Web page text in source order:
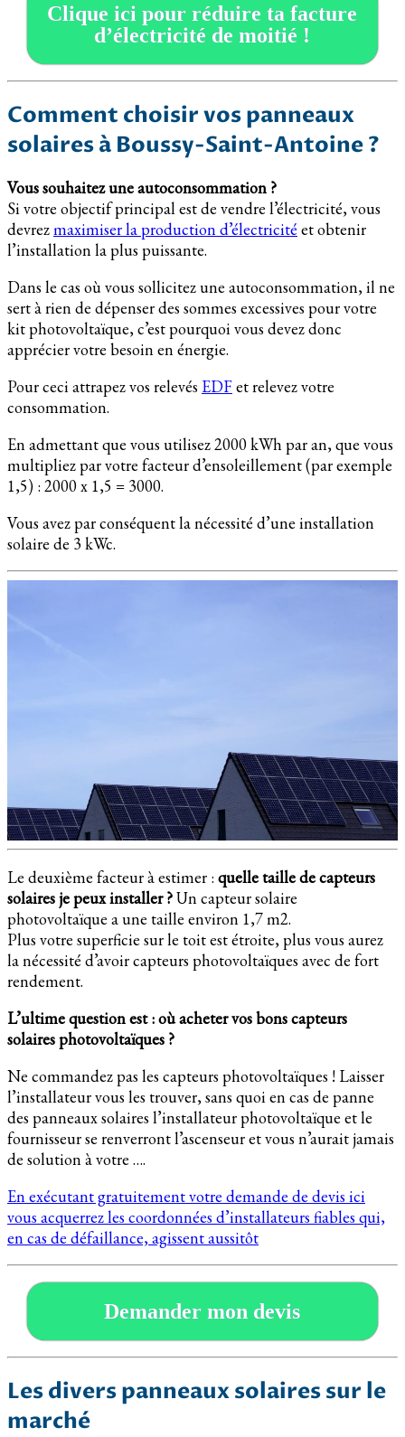
Clique ici pour réduire ta facture
d’électricité de moitié !
Comment choisir vos panneaux
solaires à Boussy-Saint-Antoine ?
Vous souhaitez une autoconsommation ?
Si votre objectif principal est de vendre l’électricité, vous
devrezmaximiser la production d’électricité et obtenir
l’installation la plus puissante.
Dans le cas où vous sollicitez une autoconsommation, il ne
sert à rien de dépenser des sommes excessives pour votre
kit photovoltaïque, c’est pourquoi vous devez donc
apprécier votre besoin en énergie.
Pour ceci attrapez vos relevés EDFet relevez votre
consommation.
En admettant que vous utilisez 2000 kWh par an, que vous
multipliez par votre facteur d’ensoleillement (par exemple
1,5) : 2000 x 1,5 = 3000.
Vous avez par conséquent la nécessité d’une installation
solaire de 3 kWc.
Le deuxième facteur à estimer : quelle taille de capteurs
solaires je peux installer ?Un capteur solaire
photovoltaïque a une taille environ 1,7 m2.
Plus votre superficie sur le toit est étroite, plus vous aurez
la nécessité d’avoir capteurs photovoltaïques avec de fort
rendement.
L’ultime question est : où acheter vos bons capteurs
solaires photovoltaïques ?
Ne commandez pas les capteurs photovoltaïques ! Laisser
l’installateur vous les trouver, sans quoi en cas de panne
des panneaux solaires l’installateur photovoltaïque et le
fournisseur se renverront l’ascenseur et vous n’aurait jamais
de solution à votre ….
En exécutant gratuitement votre demande de devis ici
vous acquerrez les coordonnées d’installateurs fiables qui,
en cas de défaillance, agissent aussitôt
Demander mon devis
Les divers panneaux solaires sur le
marché